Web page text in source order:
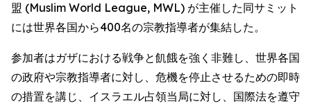
盟 (Muslim World League, MWL) が主催した同サミット
には世界各国から400名の宗教指導者が集結した。
参加者はガザにおける戦争と飢餓を強く非難し、世界各国
の政府や宗教指導者に対し、危機を停止させるための即時
の措置を講じ、イスラエル占領当局に対し、国際法を遵守